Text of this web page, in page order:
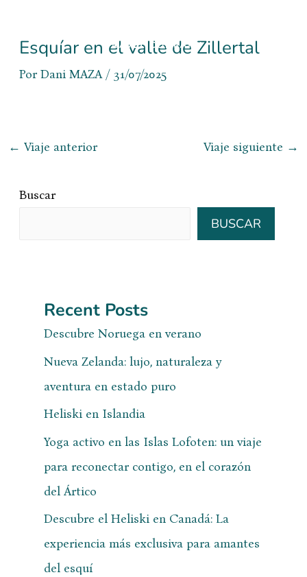
contenido
Esquíar en el valle de Zillertal
Por Dani MAZA / 31/07/2025
← Viaje anterior Viaje siguiente →
Buscar
BUSCAR
Recent Posts
Descubre Noruega en verano
Nueva Zelanda: lujo, naturaleza y
aventura en estado puro
Heliski en Islandia
Yoga activo en las Islas Lofoten: un viaje
para reconectar contigo, en el corazón
del Ártico
Descubre el Heliski en Canadá: La
experiencia más exclusiva para amantes
del esquí